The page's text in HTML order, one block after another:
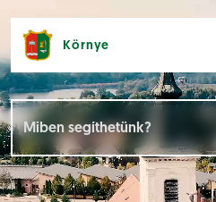
Környe
Hírek [ ]
Események []